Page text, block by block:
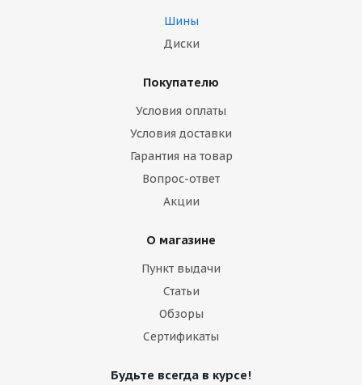
Шины
Диски
Покупателю
Условия оплаты
Условия доставки
Гарантия на товар
Вопрос-ответ
Акции
О магазине
Пункт выдачи
Статьи
Обзоры
Сертификаты
Будьте всегда в курсе!